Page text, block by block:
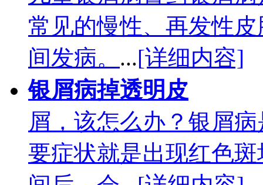
常见的慢性、再发性
间发病。 ...[详细内容]
银屑病掉透明皮
屑，该怎么办？银屑
要症状就是出现红色